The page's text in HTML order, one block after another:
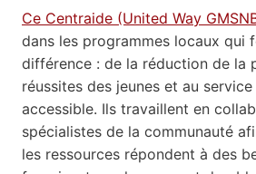
Ce Centraide (United Way
dans les programmes locaux qui
différence : de la réduction de la
réussites des jeunes et au
accessible. Ils travaillent en
spécialistes de la communauté
les ressources répondent à des